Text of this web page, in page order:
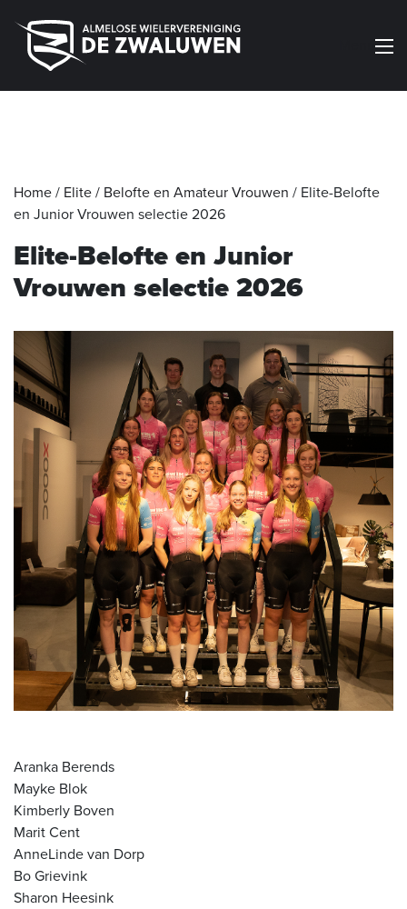
Home / Elite / Belofte en Amateur Vrouwen / Elite-Belofte
en Junior Vrouwen selectie 2026
Elite-Belofte en Junior
Vrouwen selectie 2026
Aranka Berends
Mayke Blok
Kimberly Boven
Marit Cent
AnneLinde van Dorp
Bo Grievink
Sharon Heesink